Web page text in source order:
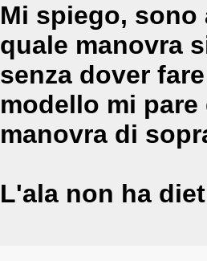
Mi spiego,
quale manovra
senza dover
modello mi
manovra di
L'ala non ha